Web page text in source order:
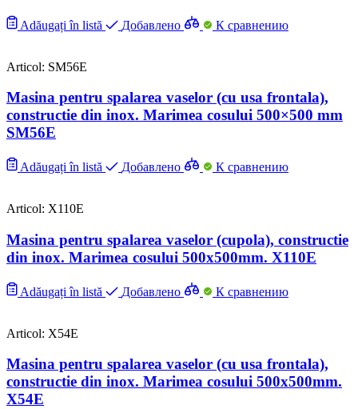
Adăugați în listă Добавлено К сравнению
Articol: SM56E
Masina pentru spalarea vaselor (cu usa frontala),
constructie din inox. Marimea cosului 500×500 mm
SM56E
Adăugați în listă Добавлено К сравнению
Articol: X110E
Masina pentru spalarea vaselor (cupola), constructie
din inox. Marimea cosului 500x500mm. X110E
Adăugați în listă Добавлено К сравнению
Articol: X54E
Masina pentru spalarea vaselor (cu usa frontala),
constructie din inox. Marimea cosului 500x500mm.
X54E